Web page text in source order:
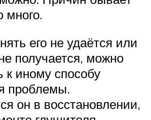
много.
его не удаётся или
получается, можно
к иному способу
проблемы.
он в восстановлении,